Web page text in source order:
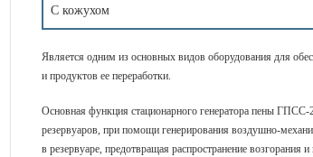
С кожухом
Является одним из основных видов оборудования для
и продуктов ее переработки.
Основная функция стационарного генератора пены
резервуаров, при помощи генерирования воздушно-
в резервуаре, предотвращая распространение возгорания